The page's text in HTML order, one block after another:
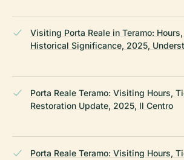
Visiting Porta Reale in Teramo:
Historical Significance, 2025,
Porta Reale Teramo: Visiting Hours,
Restoration Update, 2025, Il Centro
Porta Reale Teramo: Visiting Hours,